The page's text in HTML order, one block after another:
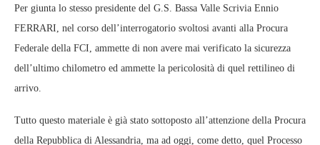
Per giunta lo stesso presidente del G.S. Bassa Valle Scrivia Ennio
FERRARI, nel corso dell’interrogatorio svoltosi avanti alla Procura
Federale della FCI, ammette di non avere mai verificato la sicurezza
dell’ultimo chilometro ed ammette la pericolosità di quel rettilineo di
arrivo.
Tutto questo materiale è già stato sottoposto all’attenzione della Procura
della Repubblica di Alessandria, ma ad oggi, come detto, quel Processo